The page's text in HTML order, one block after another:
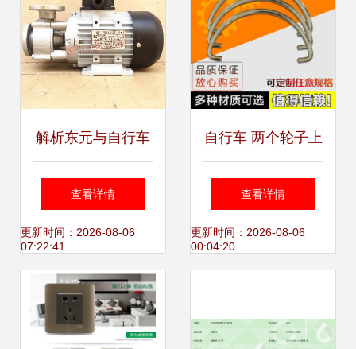
解析东元与自行车
巧遇背后:远离真相
的利益导流骗局
查看详情
更新时间：2026-08-06
07:22:41
自行车 两个轮子上
的自由与哲思
查看详情
更新时间：2026-08-06
00:04:20